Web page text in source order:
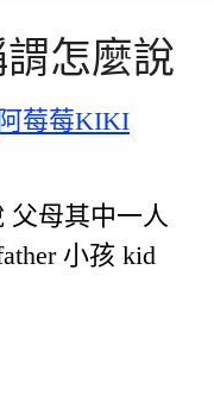
怎麼說
阿莓莓KIKI
父母其中一人
小孩 kid